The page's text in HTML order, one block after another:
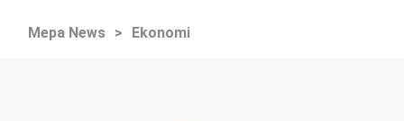
Mepa News > Ekonomi